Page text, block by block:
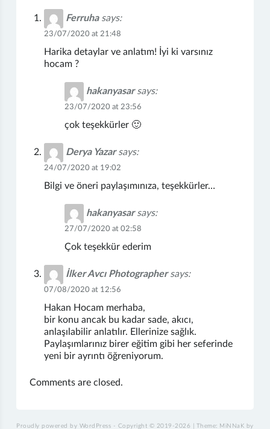
Ferruha says:
23/07/2020 at 21:48
Harika detaylar ve anlatım! İyi ki varsınız
hocam ?
hakanyasar says:
23/07/2020 at 23:56
çok teşekkürler 🙂
Derya Yazar says:
24/07/2020 at 19:02
Bilgi ve öneri paylaşımınıza, teşekkürler…
hakanyasar says:
27/07/2020 at 02:58
Çok teşekkür ederim
İlker Avcı Photographer says:
07/08/2020 at 12:56
Hakan Hocam merhaba,
bir konu ancak bu kadar sade, akıcı,
anlaşılabilir anlatılır. Ellerinize sağlık.
Paylaşımlarınız birer eğitim gibi her seferinde
yeni bir ayrıntı öğreniyorum.
Comments are closed.
Proudly powered by WordPress - Copyright © 2019-2026 Theme: MiNNaK by